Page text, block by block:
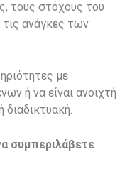
τους στόχους του
ανάγκες των
με
ή να είναι ανοιχτή
διαδικτυακή.
συμπεριλάβετε